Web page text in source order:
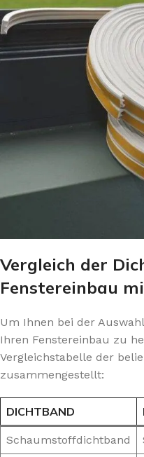
Vergleich der
Fenstereinbau
Um Ihnen bei der
Ihren Fenstereinbau zu
Vergleichstabelle der
zusammengestellt:
DICHTBAND
Schaumstoffdichtband